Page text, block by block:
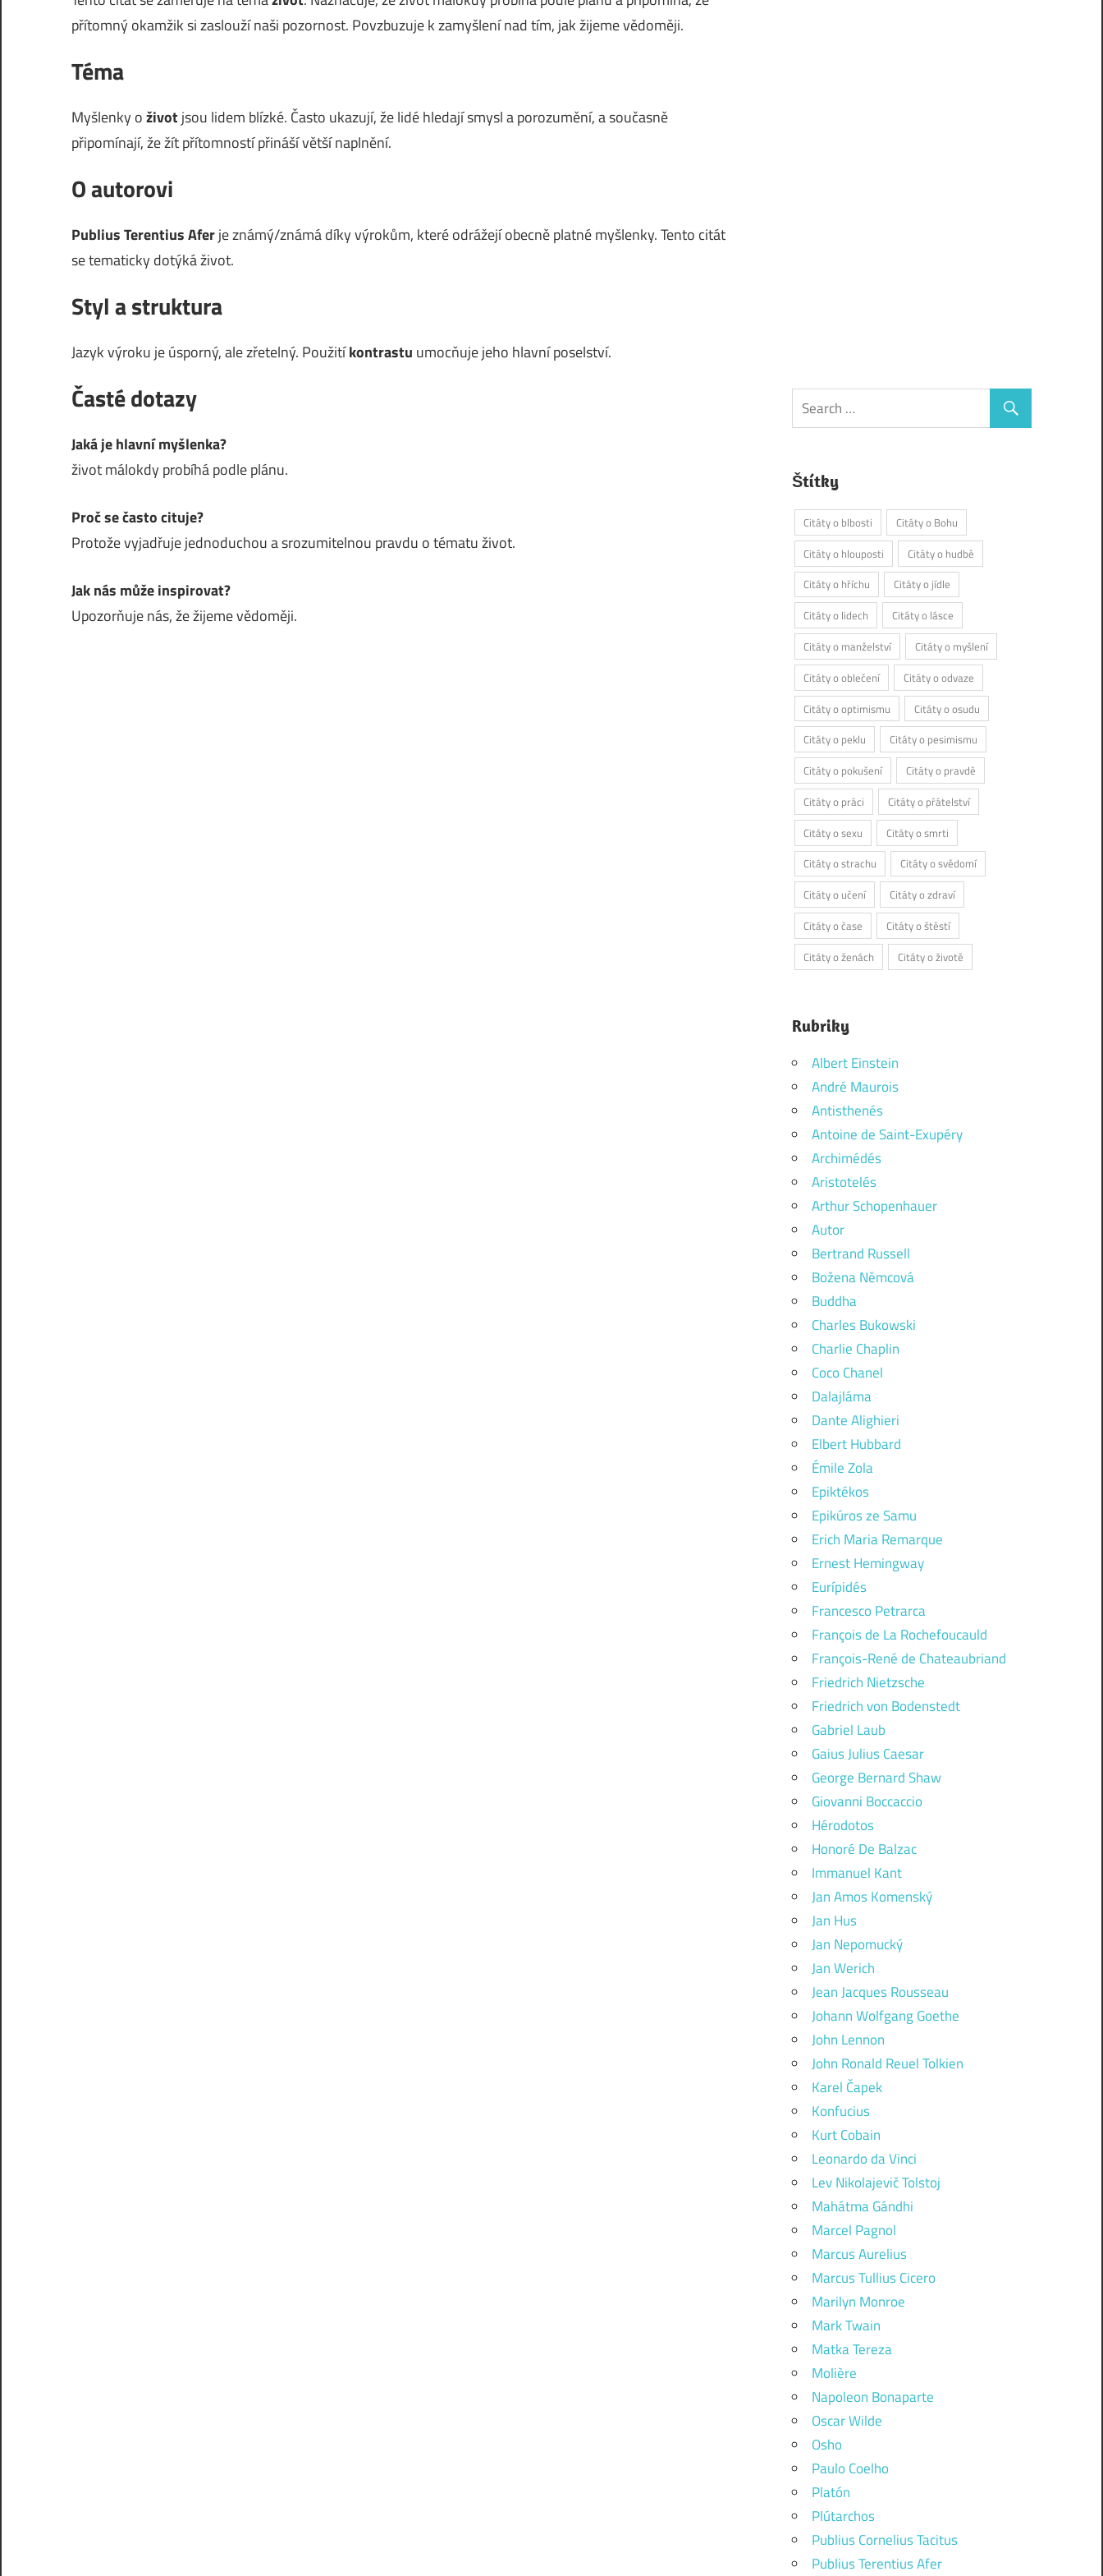
přítomný okamžik si zaslouží naši pozornost. Povzbuzuje k zamyšlení nad tím, jak žijeme vědoměji.
Téma
Myšlenky oživot jsou lidem blízké. Často ukazují, že lidé hledají smysl a porozumění, a současně
připomínají, že žít přítomností přináší větší naplnění.
O autorovi
Publius Terentius Aferje známý/známá díky výrokům, které odrážejí obecně platné myšlenky. Tento citát
se tematicky dotýká život.
Styl a struktura
Jazyk výroku je úsporný, ale zřetelný. Použitíkontrastu umocňuje jeho hlavní poselství.
Časté dotazy
Jaká je hlavní myšlenka?
život málokdy probíhá podle plánu.
Proč se často cituje?
Protože vyjadřuje jednoduchou a srozumitelnou pravdu o tématu život.
Jak nás může inspirovat?
Upozorňuje nás, že žijeme vědoměji.
Štítky
Citáty o blbosti
Citáty o Bohu
Citáty o hlouposti
Citáty o hudbě
Citáty o hříchu
Citáty o jídle
Citáty o lidech
Citáty o lásce
Citáty o manželství
Citáty o myšlení
Citáty o oblečení
Citáty o odvaze
Citáty o optimismu
Citáty o osudu
Citáty o peklu
Citáty o pesimismu
Citáty o pokušení
Citáty o pravdě
Citáty o práci
Citáty o přátelství
Citáty o sexu
Citáty o smrti
Citáty o strachu
Citáty o svědomí
Citáty o učení
Citáty o zdraví
Citáty o čase
Citáty o štěstí
Citáty o ženách
Citáty o životě
Rubriky
Albert Einstein
André Maurois
Antisthenés
Antoine de Saint-Exupéry
Archimédés
Aristotelés
Arthur Schopenhauer
Autor
Bertrand Russell
Božena Němcová
Buddha
Charles Bukowski
Charlie Chaplin
Coco Chanel
Dalajláma
Dante Alighieri
Elbert Hubbard
Émile Zola
Epiktékos
Epikúros ze Samu
Erich Maria Remarque
Ernest Hemingway
Eurípidés
Francesco Petrarca
François de La Rochefoucauld
François-René de Chateaubriand
Friedrich Nietzsche
Friedrich von Bodenstedt
Gabriel Laub
Gaius Julius Caesar
George Bernard Shaw
Giovanni Boccaccio
Hérodotos
Honoré De Balzac
Immanuel Kant
Jan Amos Komenský
Jan Hus
Jan Nepomucký
Jan Werich
Jean Jacques Rousseau
Johann Wolfgang Goethe
John Lennon
John Ronald Reuel Tolkien
Karel Čapek
Konfucius
Kurt Cobain
Leonardo da Vinci
Lev Nikolajevič Tolstoj
Mahátma Gándhi
Marcel Pagnol
Marcus Aurelius
Marcus Tullius Cicero
Marilyn Monroe
Mark Twain
Matka Tereza
Molière
Napoleon Bonaparte
Oscar Wilde
Osho
Paulo Coelho
Platón
Plútarchos
Publius Cornelius Tacitus
Publius Terentius Afer